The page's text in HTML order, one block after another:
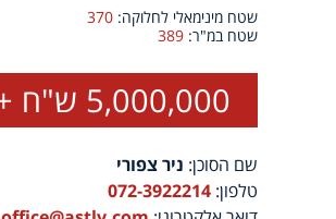
שטח מינימאלי לחלוקה: 370
שטח במ"ר: 389
5,000,000 ש"ח + מע"מ
שם הסוכן: ניר צפורי
טלפון: 072-3922214